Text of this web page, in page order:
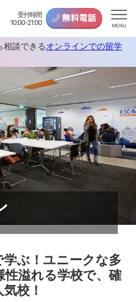
受付時間
10:00-21:00
MENU
相談できるオンラインでの留学
ぶ！ユニークな多
溢れる学校で、確
校！